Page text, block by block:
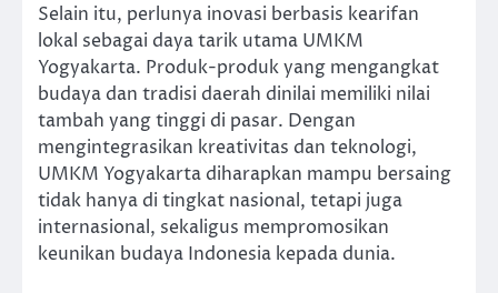
Selain itu, perlunya inovasi berbasis kearifan
lokal sebagai daya tarik utama UMKM
Yogyakarta. Produk-produk yang mengangkat
budaya dan tradisi daerah dinilai memiliki nilai
tambah yang tinggi di pasar. Dengan
mengintegrasikan kreativitas dan teknologi,
UMKM Yogyakarta diharapkan mampu bersaing
tidak hanya di tingkat nasional, tetapi juga
internasional, sekaligus mempromosikan
keunikan budaya Indonesia kepada dunia.